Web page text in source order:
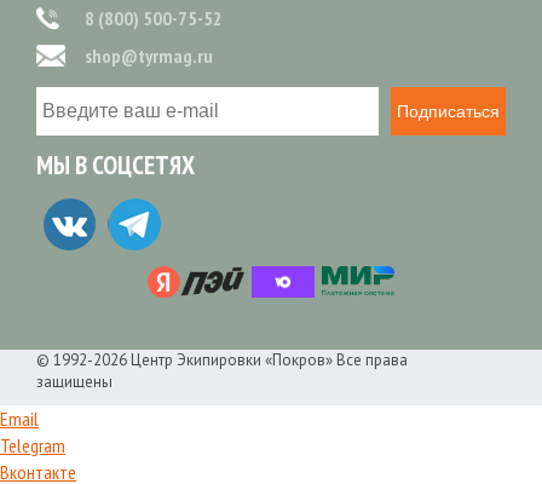
8 (800) 500-75-52
shop@tyrmag.ru
Подписаться
МЫ В СОЦСЕТЯХ
© 1992-2026 Центр Экипировки «Покров» Все права
защищены
Email
Telegram
Вконтакте